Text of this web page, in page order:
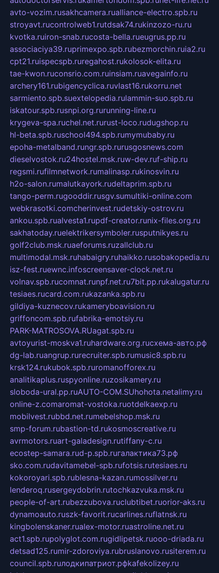
avto-vozim.rusakhcamera.rualliance-electro.spb.ru
stroyavt.rucontrolweb1.rutdsak74.rukinzozo-ru.ru
kvotka.ruiron-snab.rucosta-bella.rueugrus.pp.ru
associaciya39.ruprimexpo.spb.rubezmorchin.ruia2.ru
cpt21.ruispecspb.ruregahost.rukolosok-elita.ru
tae-kwon.ruconsrio.com.ruinsiam.ruavegainfo.ru
archery161.rubigencyclica.ruvlast16.rukorru.net
sarmiento.spb.suextelopedia.rulammin-suo.spb.ru
iskatour.spb.rusnpi.org.rurunning-line.ru
krygeva-spa.ruchel.net.rurust-loco.rudugshop.ru
hl-beta.spb.ruschool494.spb.rumymubaby.ru
epoha-metalband.rungr.spb.rurusgosnews.com
dieselvostok.ru24hostel.msk.ruw-dev.ruf-ship.ru
regsmi.rufilmnetwork.rumalinasp.rukinosvin.ru
h2o-salon.rumalutkayork.rudeltaprim.spb.ru
tango-perm.rugooddir.rusgv.sumultiki-online.com
webkrasotki.comcherinvest.rudetskiy-ostrov.ru
ankou.spb.rualvesta1.rupdf-creator.runix-files.org.ru
sakhatoday.ruelektrikersymboler.rusputnikyes.ru
golf2club.msk.ruaeforums.ruzallclub.ru
multimodal.msk.ruhabaigry.ruhaikko.rusobakopedia.ru
isz-fest.ruewnc.infoscreensaver-clock.net.ru
volnav.spb.rucomnat.runpf.net.ru7bit.pp.rukalugatur.ru
tesiaes.rucard.com.rukazanka.spb.ru
gildiya-kuznecov.rukameryboavision.ru
griffoncom.spb.rufabrika-emotsiy.ru
PARK-MATROSOVA.RUagat.spb.ru
avtoyurist-moskva1.ruhardware.org.ruсхема-авто.рф
dg-lab.ruangrup.rurecruiter.spb.rumusic8.spb.ru
krsk124.rukubok.spb.ruromanofforex.ru
analitikaplus.ruspyonline.ruzosikamery.ru
sloboda-ural.pp.ruAUTO-COM.SUhohota.netalimy.ru
online-z.comaromat-vostoka.ruotdelkaexp.ru
mobilvest.rubbd.net.rumebelshop.msk.ru
smp-forum.rubastion-td.rukosmoscreative.ru
avrmotors.ruart-galadesign.rutiffany-c.ru
ecostep-samara.rud-p.spb.ruгалактика73.рф
sko.com.rudavitamebel-spb.rufotsis.rutesiaes.ru
kokoroyari.spb.rublesna-kazan.rumossilver.ru
lenderoq.rusergeydobrin.rutochkazvuka.msk.ru
people-of-art.rubezzubova.ruclubtibet.ruorior-aks.ru
dynamoauto.ruszk-favorit.rucarlines.ruflatnsk.ru
kingbolenskaner.rualex-motor.ruastroline.net.ru
act1.spb.rupolyglot.com.rugidlipetsk.ruooo-driada.ru
detsad125.rumir-zdoroviya.rubruslanovo.rusiterem.ru
council.spb.ruлодкипатриот.рфkafekolizey.ru